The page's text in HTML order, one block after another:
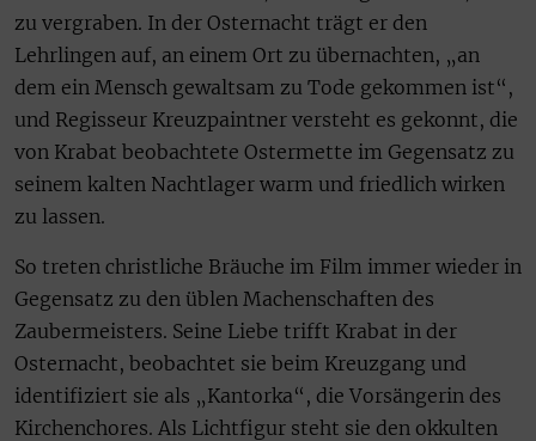
zu vergraben. In der Osternacht trägt er den
Lehrlingen auf, an einem Ort zu übernachten, „an
dem ein Mensch gewaltsam zu Tode gekommen ist“,
und Regisseur Kreuzpaintner versteht es gekonnt, die
von Krabat beobachtete Ostermette im Gegensatz zu
seinem kalten Nachtlager warm und friedlich wirken
zu lassen.
So treten christliche Bräuche im Film immer wieder in
Gegensatz zu den üblen Machenschaften des
Zaubermeisters. Seine Liebe trifft Krabat in der
Osternacht, beobachtet sie beim Kreuzgang und
identifiziert sie als „Kantorka“, die Vorsängerin des
Kirchenchores. Als Lichtfigur steht sie den okkulten